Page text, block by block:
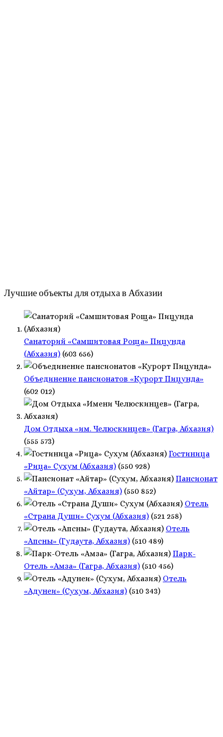
Лучшие объекты для отдыха в Абхазии
Санаторий «Самшитовая Роща» Пицунда
(Абхазия) (603 656)
Объединение пансионатов «Курорт Пицунда»
(602 012)
Дом Отдыха «им. Челюскинцев» (Гагра, Абхазия)
(555 573)
Гостиница
«Рица» Сухум (Абхазия) (550 928)
Пансионат
«Айтар» (Сухум, Абхазия) (550 852)
Отель
«Страна Души» Сухум (Абхазия) (521 258)
Отель
«Апсны» (Гудаута, Абхазия) (510 489)
Парк-
Отель «Амза» (Гагра, Абхазия) (510 456)
Отель
«Адунеи» (Сухум, Абхазия) (510 343)